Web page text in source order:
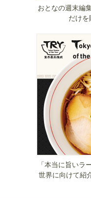
おとなの週末編
だけを
「本当に旨いラ
世界に向けて紹